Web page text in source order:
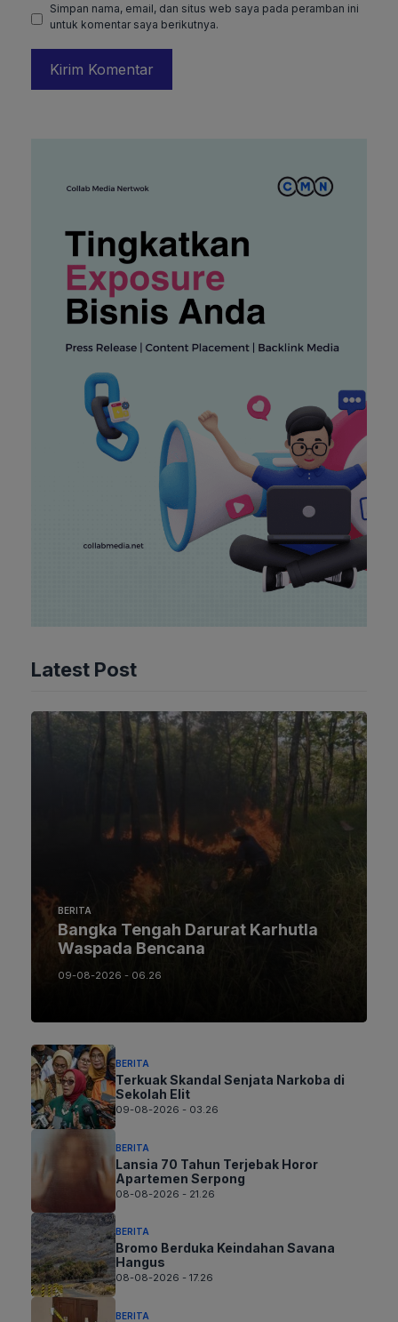
Simpan nama, email, dan situs web saya pada peramban ini
untuk komentar saya berikutnya.
Latest Post
BERITA
Bangka Tengah Darurat Karhutla
Waspada Bencana
09-08-2026 - 06.26
BERITA
Terkuak Skandal Senjata Narkoba di
Sekolah Elit
09-08-2026 - 03.26
BERITA
Lansia 70 Tahun Terjebak Horor
Apartemen Serpong
08-08-2026 - 21.26
BERITA
Bromo Berduka Keindahan Savana
Hangus
08-08-2026 - 17.26
BERITA